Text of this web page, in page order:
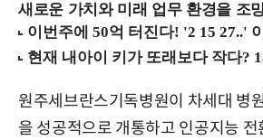
새로운 가치와 미래 업무 환경을 조망하는 AI Smart Work
원주세브란스기독병원이 차세대 병
을 성공적으로 개통하고 인공지능 전